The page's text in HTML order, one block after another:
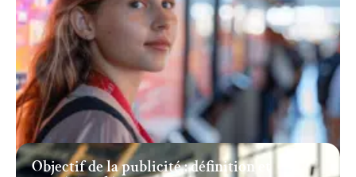
Objectif de la publicité : définition et